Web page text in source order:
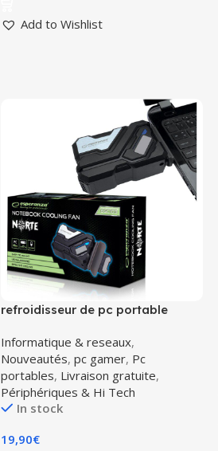
Add to Wishlist
refroidisseur de pc portable
Informatique & reseaux,
Nouveautés, pc gamer, Pc
portables, Livraison gratuite,
Périphériques & Hi Tech
In stock
19,90€